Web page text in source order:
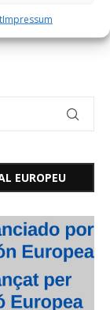
Impressum
EUROPEU